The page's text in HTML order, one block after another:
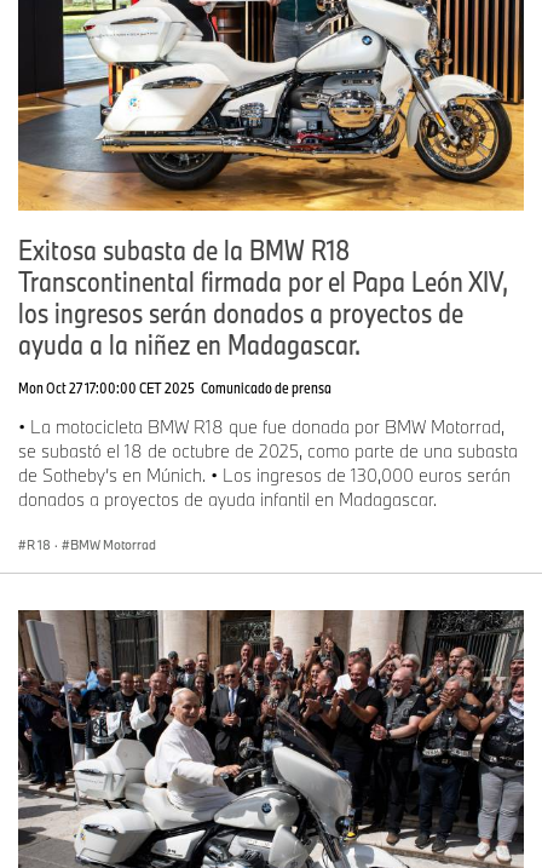
Exitosa subasta de la BMW R18
Transcontinental firmada por el Papa León XIV,
los ingresos serán donados a proyectos de
ayuda a la niñez en Madagascar.
Mon Oct 27 17:00:00 CET 2025 Comunicado de prensa
• La motocicleta BMW R18 que fue donada por BMW Motorrad,
se subastó el 18 de octubre de 2025, como parte de una subasta
de Sotheby’s en Múnich. • Los ingresos de 130,000 euros serán
donados a proyectos de ayuda infantil en Madagascar.
R 18 · BMW Motorrad